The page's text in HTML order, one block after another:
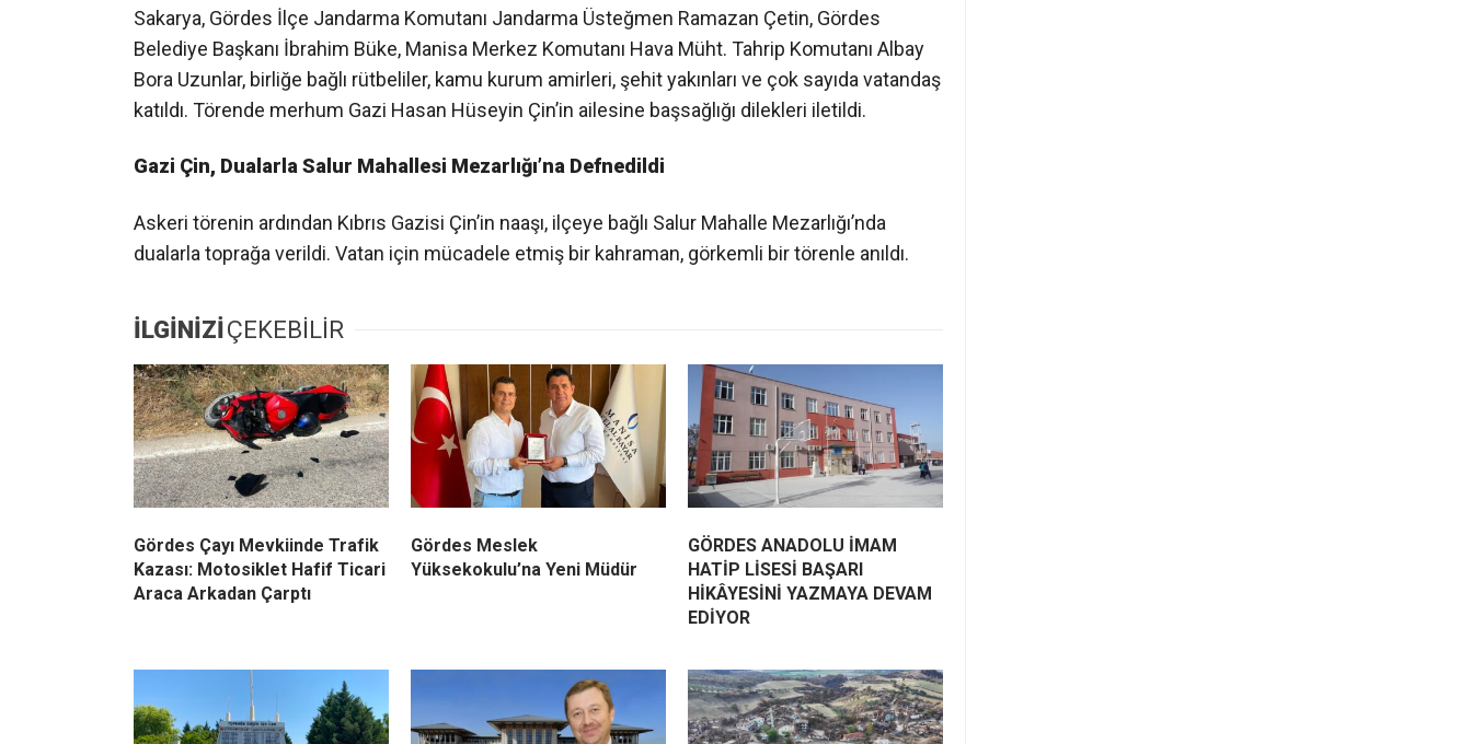
Sakarya, Gördes İlçe Jandarma Komutanı Jandarma Üsteğmen Ramazan Çetin, Gördes
Belediye Başkanı İbrahim Büke, Manisa Merkez Komutanı Hava Müht. Tahrip Komutanı Albay
Bora Uzunlar, birliğe bağlı rütbeliler, kamu kurum amirleri, şehit yakınları ve çok sayıda vatandaş
katıldı. Törende merhum Gazi Hasan Hüseyin Çin’in ailesine başsağlığı dilekleri iletildi.
Gazi Çin, Dualarla Salur Mahallesi Mezarlığı’na Defnedildi
Askeri törenin ardından Kıbrıs Gazisi Çin’in naaşı, ilçeye bağlı Salur Mahalle Mezarlığı’nda
dualarla toprağa verildi. Vatan için mücadele etmiş bir kahraman, görkemli bir törenle anıldı.
İLGİNİZİÇEKEBİLİR
Gördes Çayı Mevkiinde Trafik
Kazası: Motosiklet Hafif Ticari
Araca Arkadan Çarptı
Gördes Meslek
Yüksekokulu’na Yeni Müdür
GÖRDES ANADOLU İMAM
HATİP LİSESİ BAŞARI
HİKÂYESİNİ YAZMAYA DEVAM
EDİYOR